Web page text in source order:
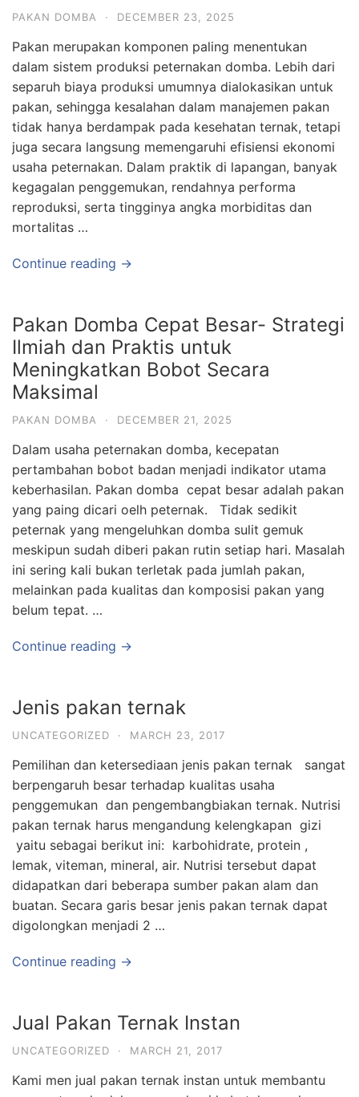
PAKAN DOMBA · DECEMBER 23, 2025
Pakan merupakan komponen paling menentukan
dalam sistem produksi peternakan domba. Lebih dari
separuh biaya produksi umumnya dialokasikan untuk
pakan, sehingga kesalahan dalam manajemen pakan
tidak hanya berdampak pada kesehatan ternak, tetapi
juga secara langsung memengaruhi efisiensi ekonomi
usaha peternakan. Dalam praktik di lapangan, banyak
kegagalan penggemukan, rendahnya performa
reproduksi, serta tingginya angka morbiditas dan
mortalitas …
Continue reading →
Pakan Domba Cepat Besar- Strategi
Ilmiah dan Praktis untuk
Meningkatkan Bobot Secara
Maksimal
PAKAN DOMBA · DECEMBER 21, 2025
Dalam usaha peternakan domba, kecepatan
pertambahan bobot badan menjadi indikator utama
keberhasilan. Pakan domba cepat besar adalah pakan
yang paing dicari oelh peternak. Tidak sedikit
peternak yang mengeluhkan domba sulit gemuk
meskipun sudah diberi pakan rutin setiap hari. Masalah
ini sering kali bukan terletak pada jumlah pakan,
melainkan pada kualitas dan komposisi pakan yang
belum tepat. …
Continue reading →
Jenis pakan ternak
UNCATEGORIZED · MARCH 23, 2017
Pemilihan dan ketersediaan jenis pakan ternak sangat
berpengaruh besar terhadap kualitas usaha
penggemukan dan pengembangbiakan ternak. Nutrisi
pakan ternak harus mengandung kelengkapan gizi
yaitu sebagai berikut ini: karbohidrate, protein ,
lemak, viteman, mineral, air. Nutrisi tersebut dapat
didapatkan dari beberapa sumber pakan alam dan
buatan. Secara garis besar jenis pakan ternak dapat
digolongkan menjadi 2 …
Continue reading →
Jual Pakan Ternak Instan
UNCATEGORIZED · MARCH 21, 2017
Kami men jual pakan ternak instan untuk membantu